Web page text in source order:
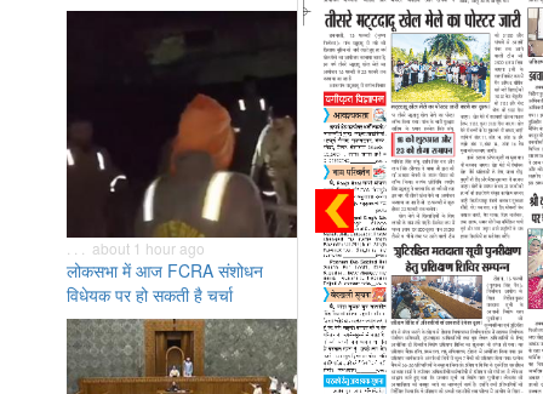
. . . about 1 hour ago
लोकसभा में आज FCRA संशोधन
विधेयक पर हो सकती है चर्चा